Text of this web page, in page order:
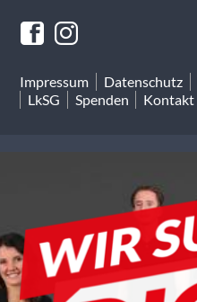
Impressum Datenschutz
LkSG
Spenden Kontakt